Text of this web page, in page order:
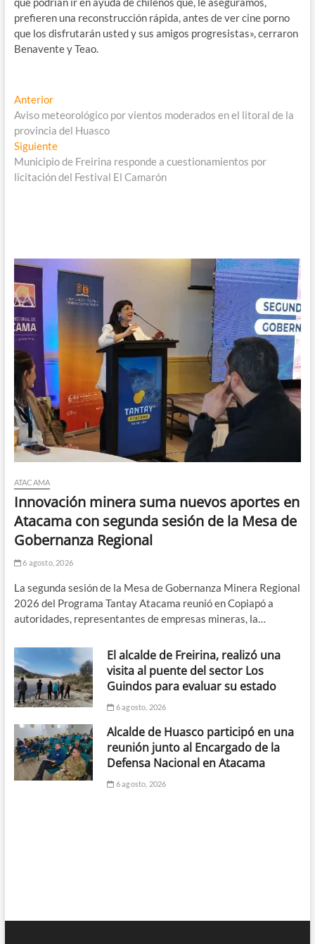
prefieren una reconstrucción rápida, antes de ver cine porno
que los disfrutarán usted y sus amigos progresistas», cerraron
Benavente y Teao.
Navegación
de
entradas
AnteriorEntrada
anterior:
Aviso meteorológico por vientos moderados en el litoral de la
provincia del Huasco
SiguienteEntrada
siguiente:
Municipio de Freirina responde a cuestionamientos por
licitación del Festival El Camarón
ATACAMA
Innovación minera suma nuevos aportes en
Atacama con segunda sesión de la Mesa de
Gobernanza Regional
6 agosto, 2026
La segunda sesión de la Mesa de Gobernanza Minera Regional
2026 del Programa Tantay Atacama reunió en Copiapó a
autoridades, representantes de empresas mineras, la…
El alcalde de Freirina, realizó una
visita al puente del sector Los
Guindos para evaluar su estado
6 agosto, 2026
Alcalde de Huasco participó en una
reunión junto al Encargado de la
Defensa Nacional en Atacama
6 agosto, 2026